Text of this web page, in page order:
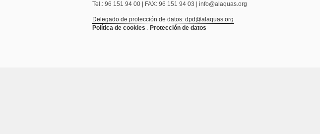
Tel.: 96 151 94 00 | FAX: 96 151 94 03 | info@alaquas.org
Delegado de protección de datos: dpd@alaquas.org
Política de cookies . Protección de datos